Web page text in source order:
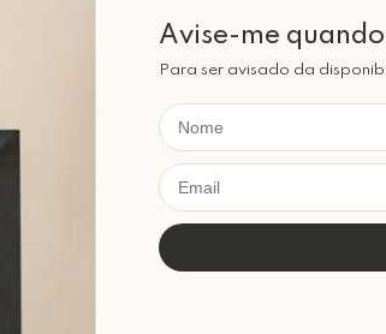
Para ser avisado da